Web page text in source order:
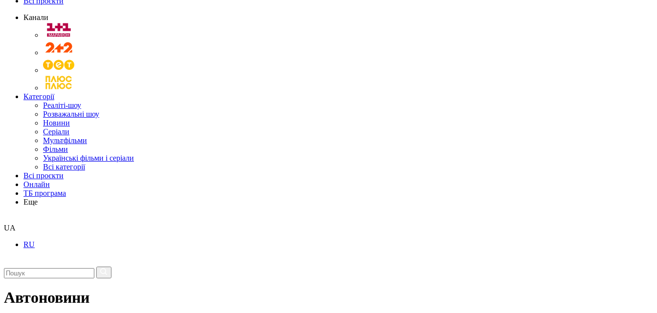
Канали
Категорії
Реаліті-шоу
Розважальні шоу
Новини
Серіали
Мультфільми
Фільми
Українські фільми і серіали
Всі категорії
Всі проєкти
Онлайн
ТБ програма
Еще
UA
RU
Автоновини